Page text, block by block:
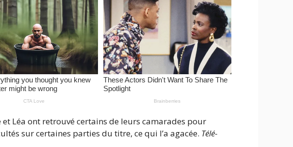
Léa ont retrouvé certains de leurs camarades pour
sur certaines parties du titre, ce qui l’a agacée. Télé-